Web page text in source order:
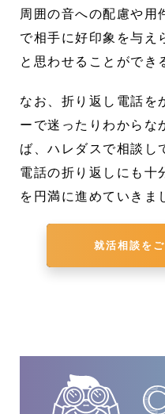
周囲の音への配慮や用
で相手に好印象を与え
と思わせることができ
なお、折り返し電話を
ーで迷ったりわからな
ば、ハレダスで相談し
電話の折り返しにも十
を円満に進めていきま
就活相談を